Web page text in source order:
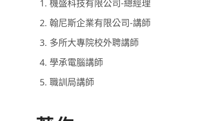
機盛科技有限公司-總經理
翰尼斯企業有限公司-講師
多所大專院校外聘講師
學承電腦講師
職訓局講師